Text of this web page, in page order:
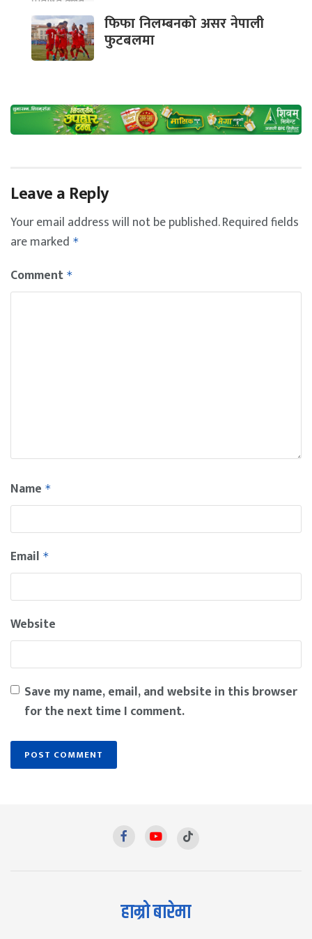
फिफा निलम्बनको असर नेपाली
फुटबलमा
Leave a Reply
Your email address will not be published.Required fields
are marked *
Comment *
Name *
Email *
Website
Save my name, email, and website in this browser
for the next time I comment.
हाम्रो बारेमा